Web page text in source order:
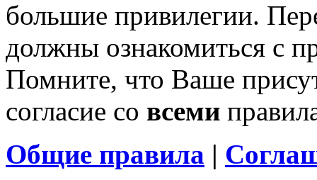
большие привилегии.
должны ознакомиться с
Помните, что Ваше
согласие со всеми
Общие правила |